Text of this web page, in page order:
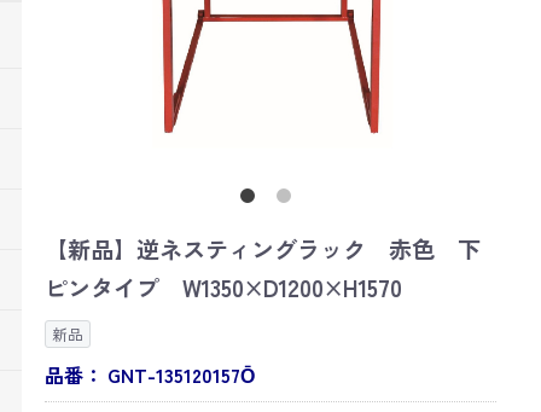
【新品】逆ネスティングラック 赤色 下
ピンタイプ W1350×D1200×H1570
新品
品番： GNT-135120157Ō